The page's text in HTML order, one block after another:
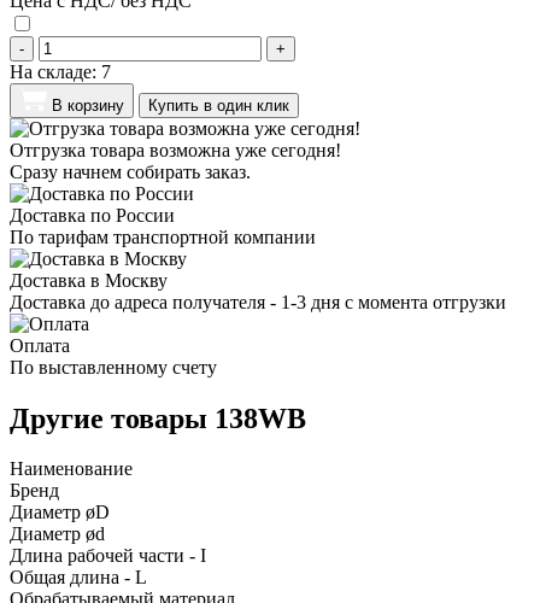
- +
На складе: 7
В корзину Купить в один клик
Отгрузка товара возможна уже сегодня!
Сразу начнем собирать заказ.
Доставка по России
По тарифам транспортной компании
Доставка в Москву
Доставка до адреса получателя - 1-3 дня с момента отгрузки
Оплата
По выставленному счету
Другие товары 138WB
Наименование
Бренд
Диаметр øD
Диаметр ød
Длина рабочей части - I
Общая длина - L